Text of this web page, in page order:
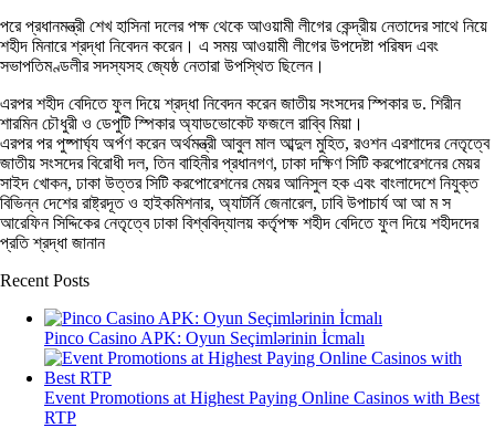
পরে প্রধানমন্ত্রী শেখ হাসিনা দলের পক্ষ থেকে আওয়ামী লীগের কেন্দ্রীয় নেতাদের সাথে নিয়ে
শহীদ মিনারে শ্রদ্ধা নিবেদন করেন। এ সময় আওয়ামী লীগের উপদেষ্টা পরিষদ এবং
সভাপতিমণ্ডলীর সদস্যসহ জ্যেষ্ঠ নেতারা উপস্থিত ছিলেন।
এরপর শহীদ বেদিতে ফুল দিয়ে শ্রদ্ধা নিবেদন করেন জাতীয় সংসদের স্পিকার ড. শিরীন
শারমিন চৌধুরী ও ডেপুটি স্পিকার অ্যাডভোকেট ফজলে রাব্বি মিয়া।
এরপর পর পুষ্পার্ঘ্য অর্পণ করেন অর্থমন্ত্রী আবুল মাল আব্দুল মুহিত, রওশন এরশাদের নেতৃত্বে
জাতীয় সংসদের বিরোধী দল, তিন বাহিনীর প্রধানগণ, ঢাকা দক্ষিণ সিটি করপোরেশনের মেয়র
সাইদ খোকন, ঢাকা উত্তর সিটি করপোরেশনের মেয়র আনিসুল হক এবং বাংলাদেশে নিযুক্ত
বিভিন্ন দেশের রাষ্ট্রদূত ও হাইকমিশনার, অ্যাটর্নি জেনারেল, ঢাবি উপাচার্য আ আ ম স
আরেফিন সিদ্দিকের নেতৃত্বে ঢাকা বিশ্ববিদ্যালয় কর্তৃপক্ষ শহীদ বেদিতে ফুল দিয়ে শহীদদের
প্রতি শ্রদ্ধা জানান
Recent Posts
Pinco Casino APK: Oyun Seçimlərinin İcmalı
Event Promotions at Highest Paying Online Casinos with Best
RTP